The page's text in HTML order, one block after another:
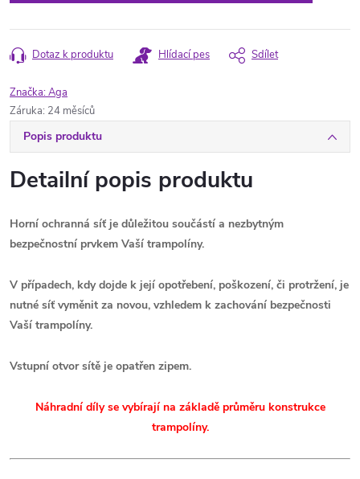
Dotaz k produktu Hlídací pes Sdílet
Značka:Aga
Záruka: 24 měsíců
Popis produktu
Detailní popis produktu
Horní ochranná síť je důležitou součástí a nezbytným
bezpečnostní prvkem Vaší trampolíny.
V případech, kdy dojde k její opotřebení, poškození, či protržení, je
nutné síť vyměnit za novou, vzhledem k zachování bezpečnosti
Vaší trampolíny.
Vstupní otvor sítě je opatřen zipem.
Náhradní díly se vybírají na základě průměru konstrukce
trampolíny.